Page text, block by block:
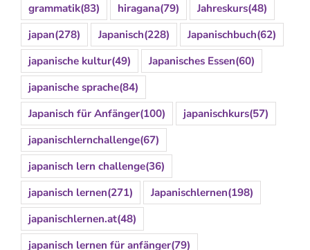
grammatik(83) hiragana(79) Jahreskurs(48)
japan(278) Japanisch(228) Japanischbuch(62)
japanische kultur(49) Japanisches Essen(60)
japanische sprache(84)
Japanisch für Anfänger(100) japanischkurs(57)
japanischlernchallenge(67)
japanisch lern challenge(36)
japanisch lernen(271) Japanischlernen(198)
japanischlernen.at(48)
japanisch lernen für anfänger(79)